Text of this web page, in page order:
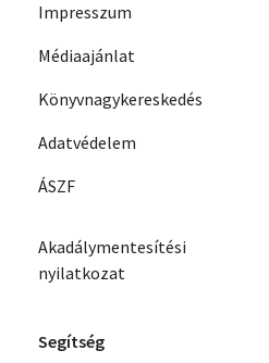
Impresszum
Médiaajánlat
Könyvnagykereskedés
Adatvédelem
ÁSZF
Akadálymentesítési
nyilatkozat
Segítség